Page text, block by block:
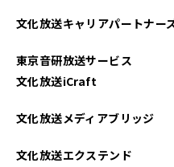
2025年01月
2024年12月
文化放送キャリアパートナー
東京音研放送サービス
文化放送iCraft
文化放送メディアブリッジ
文化放送エクステンド